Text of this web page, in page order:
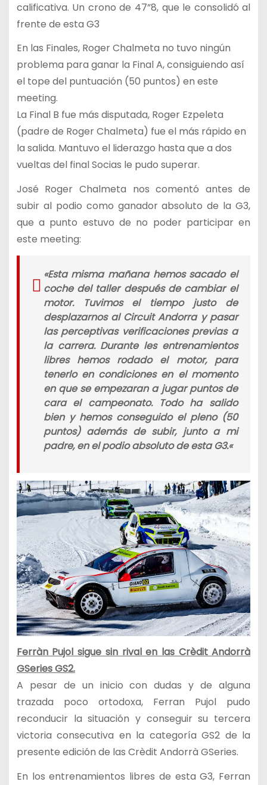
calificativa. Un crono de 47”8, que le consolidó al
frente de esta G3
En las Finales, Roger Chalmeta no tuvo ningún
problema para ganar la Final A, consiguiendo así
el tope del puntuación (50 puntos) en este
meeting.
La Final B fue más disputada, Roger Ezpeleta
(padre de Roger Chalmeta) fue el más rápido en
la salida. Mantuvo el liderazgo hasta que a dos
vueltas del final Socias le pudo superar.
José Roger Chalmeta nos comentó antes de
subir al podio como ganador absoluto de la G3,
que a punto estuvo de no poder participar en
este meeting:
«Esta misma mañana hemos sacado el
coche del taller después de cambiar el
motor. Tuvimos el tiempo justo de
desplazarnos al Circuit Andorra y pasar
las perceptivas verificaciones previas a
la carrera. Durante les entrenamientos
libres hemos rodado el motor, para
tenerlo en condiciones en el momento
en que se empezaran a jugar puntos de
cara el campeonato. Todo ha salido
bien y hemos conseguido el pleno (50
puntos) además de subir, junto a mi
padre, en el podio absoluto de esta G3.«
Ferràn Pujol sigue sin rival en las Crèdit Andorrà
GSeries GS2.
A pesar de un inicio con dudas y de alguna
trazada poco ortodoxa, Ferran Pujol pudo
reconducir la situación y conseguir su tercera
victoria consecutiva en la categoría GS2 de la
presente edición de las Crèdit Andorrà GSeries.
En los entrenamientos libres de esta G3, Ferran